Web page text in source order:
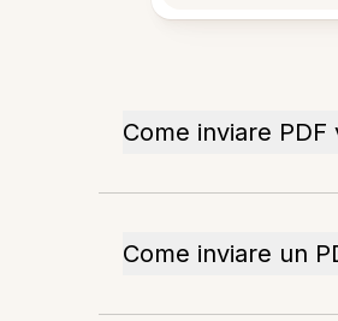
Come inviare PDF
Come inviare un